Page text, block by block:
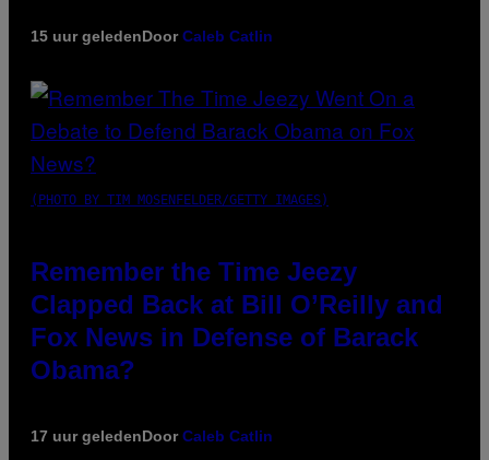
15 uur geledenDoorCaleb Catlin
(PHOTO BY TIM MOSENFELDER/GETTY IMAGES)
Remember the Time Jeezy
Clapped Back at Bill O’Reilly and
Fox News in Defense of Barack
Obama?
17 uur geledenDoorCaleb Catlin